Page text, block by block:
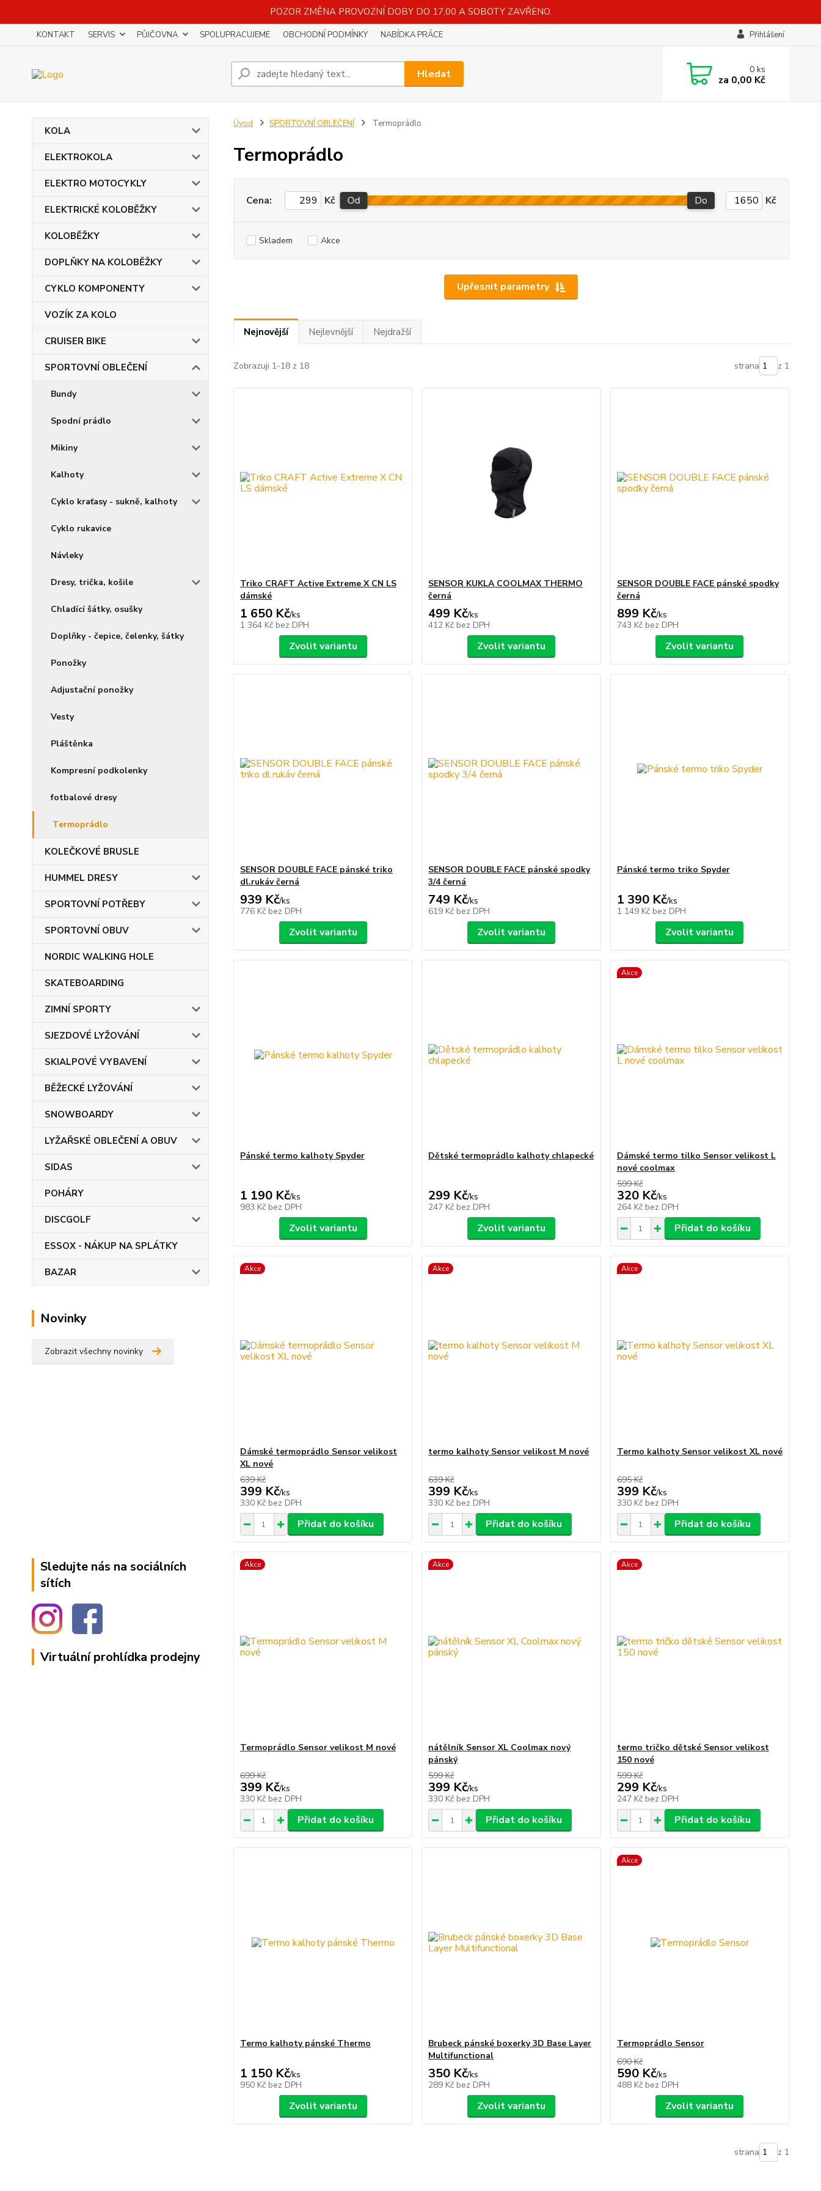
POZOR ZMĚNA PROVOZNÍ DOBY DO 17,00 A SOBOTY ZAVŘENO.
KONTAKT SERVIS PŮJČOVNA SPOLUPRACUJEME OBCHODNÍ PODMÍNKY NABÍDKA PRÁCE Přihlášení
Hledat 0ks
za 0,00 Kč
KOLA
ELEKTROKOLA
ELEKTRO MOTOCYKLY
ELEKTRICKÉ KOLOBĚŽKY
KOLOBĚŽKY
DOPLŇKY NA KOLOBĚŽKY
CYKLO KOMPONENTY
VOZÍK ZA KOLO
CRUISER BIKE
SPORTOVNÍ OBLEČENÍ
Bundy
Spodní prádlo
Mikiny
Kalhoty
Cyklo kraťasy - sukně, kalhoty
Cyklo rukavice
Návleky
Dresy, trička, košile
Chladící šátky, osušky
Doplňky - čepice, čelenky, šátky
Ponožky
Adjustační ponožky
Vesty
Pláštěnka
Kompresní podkolenky
fotbalové dresy
Termoprádlo
KOLEČKOVÉ BRUSLE
HUMMEL DRESY
SPORTOVNÍ POTŘEBY
SPORTOVNÍ OBUV
NORDIC WALKING HOLE
SKATEBOARDING
ZIMNÍ SPORTY
SJEZDOVÉ LYŽOVÁNÍ
SKIALPOVÉ VYBAVENÍ
BĚŽECKÉ LYŽOVÁNÍ
SNOWBOARDY
LYŽAŘSKÉ OBLEČENÍ A OBUV
SIDAS
POHÁRY
DISCGOLF
ESSOX - NÁKUP NA SPLÁTKY
BAZAR
Novinky
Zobrazit všechny novinky
Sledujte nás na sociálních
sítích
Virtuální prohlídka prodejny
Úvod SPORTOVNÍ OBLEČENÍ Termoprádlo
Termoprádlo
Upřesnit parametry
Cena: Kč Od Do Kč
Skladem Akce
Nejnovější Nejlevnější Nejdražší
Zobrazuji 1-18 z 18 strana z 1
Triko CRAFT Active Extreme X CN LS
dámské
1 650 Kč/ks
1 364 Kč bez DPH
Zvolit variantu
SENSOR KUKLA COOLMAX THERMO
černá
499 Kč/ks
412 Kč bez DPH
Zvolit variantu
SENSOR DOUBLE FACE pánské spodky
černá
899 Kč/ks
743 Kč bez DPH
Zvolit variantu
SENSOR DOUBLE FACE pánské triko
dl.rukáv černá
939 Kč/ks
776 Kč bez DPH
Zvolit variantu
SENSOR DOUBLE FACE pánské spodky
3/4 černá
749 Kč/ks
619 Kč bez DPH
Zvolit variantu
Pánské termo triko Spyder
1 390 Kč/ks
1 149 Kč bez DPH
Zvolit variantu
Pánské termo kalhoty Spyder
1 190 Kč/ks
983 Kč bez DPH
Zvolit variantu
Dětské termoprádlo kalhoty chlapecké
299 Kč/ks
247 Kč bez DPH
Zvolit variantu
Akce
Dámské termo tilko Sensor velikost L
nové coolmax
599 Kč
320 Kč/ks
264 Kč bez DPH
Přidat do košíku
Akce
Dámské termoprádlo Sensor velikost
XL nové
639 Kč
399 Kč/ks
330 Kč bez DPH
Přidat do košíku
Akce
termo kalhoty Sensor velikost M nové
639 Kč
399 Kč/ks
330 Kč bez DPH
Přidat do košíku
Akce
Termo kalhoty Sensor velikost XL nové
695 Kč
399 Kč/ks
330 Kč bez DPH
Přidat do košíku
Akce
Termoprádlo Sensor velikost M nové
699 Kč
399 Kč/ks
330 Kč bez DPH
Přidat do košíku
Akce
nátělník Sensor XL Coolmax nový
pánský
599 Kč
399 Kč/ks
330 Kč bez DPH
Přidat do košíku
Akce
termo tričko dětské Sensor velikost
150 nové
599 Kč
299 Kč/ks
247 Kč bez DPH
Přidat do košíku
Termo kalhoty pánské Thermo
1 150 Kč/ks
950 Kč bez DPH
Zvolit variantu
Brubeck pánské boxerky 3D Base Layer
Multifunctional
350 Kč/ks
289 Kč bez DPH
Zvolit variantu
Akce
Termoprádlo Sensor
690 Kč
590 Kč/ks
488 Kč bez DPH
Zvolit variantu
strana z 1